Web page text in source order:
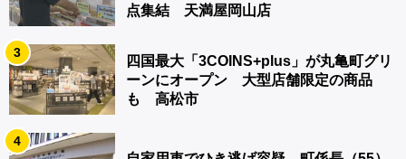
点集結 天満屋岡山店
3
四国最大「3COINS+plus」が丸亀町グリ
ーンにオープン 大型店舗限定の商品
も 高松市
4